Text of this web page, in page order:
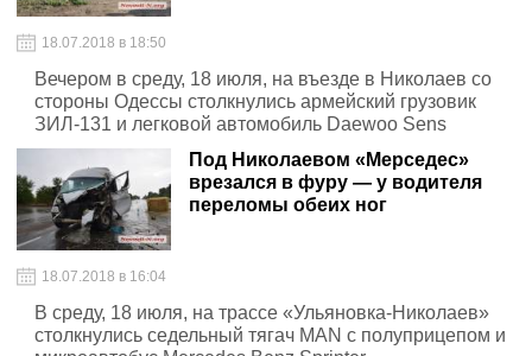
18.07.2018 в 18:50
Вечером в среду, 18 июля, на въезде в Николаев со
стороны Одессы столкнулись армейский грузовик
ЗИЛ-131 и легковой автомобиль Daewoo Sens
Под Николаевом «Мерседес»
врезался в фуру — у водителя
переломы обеих ног
18.07.2018 в 16:04
В среду, 18 июля, на трассе «Ульяновка-Николаев»
столкнулись седельный тягач MAN с полуприцепом и